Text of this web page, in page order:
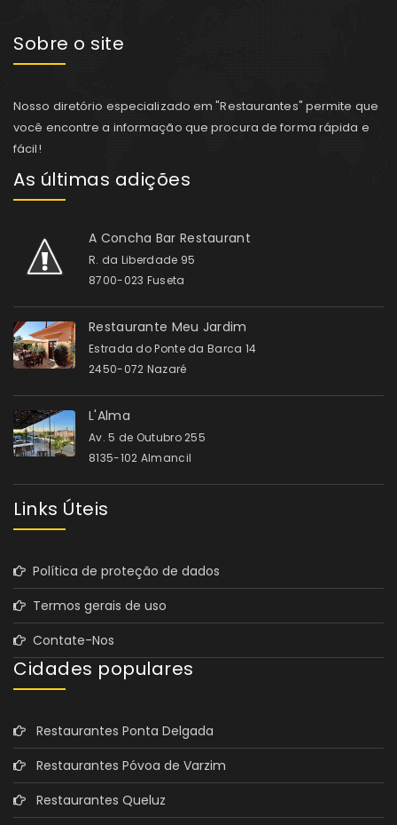
Sobre o site
Nosso diretório especializado em "Restaurantes" permite que
você encontre a informação que procura de forma rápida e
fácil!
As últimas adições
A Concha Bar Restaurant
R. da Liberdade 95
8700-023 Fuseta
Restaurante Meu Jardim
Estrada do Ponte da Barca 14
2450-072 Nazaré
L'Alma
Av. 5 de Outubro 255
8135-102 Almancil
Links Úteis
Política de proteção de dados
Termos gerais de uso
Contate-Nos
Cidades populares
Restaurantes Ponta Delgada
Restaurantes Póvoa de Varzim
Restaurantes Queluz